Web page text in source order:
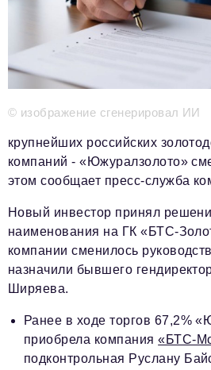
info@business-magazine.online
Отдел рекламы
reklama@business-magazine.online
Отдел распространения/
podpiska@business-magazine.online
Отдел по работе с партнерами
© изображение сгенерировал ИИ
крупнейших российских
компаний - «Южуралзолото»
этом сообщает пресс-служба
Новый инвестор принял
наименования на ГК «БТС-
компании сменилось
назначили бывшего
Ширяева.
Ранее в ходе торгов 67,2%
приобрела компания«БТС-
подконтрольная Руслану